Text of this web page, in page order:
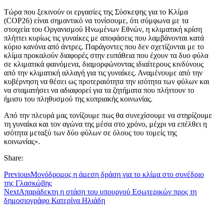
Τώρα που ξεκινούν οι εργασίες της Σύσκεψης για το Κλίμα
(COP26) είναι σημαντικό να τονίσουμε, ότι σύμφωνα με τα
στοιχεία του Οργανισμού Ηνωμένων Εθνών, η κλιματική κρίση
πλήττει κυρίως τις γυναίκες με αποφάσεις που λαμβάνονται κατά
κύριο κανόνα από άντρες. Παράγοντες που δεν σχετίζονται με το
κλίμα προκαλούν διαφορές στην ευπάθεια που έχουν τα δυο φύλα
σε κλιματικά φαινόμενα, διαμορφώνοντας ιδιαίτερους κινδύνους
από την κλιματική αλλαγή για τις γυναίκες. Αναμένουμε από την
κυβέρνηση να θέσει ως προτεραιότητα την ισότητα των φύλων και
να σταματήσει να αδιαφορεί για τα ζητήματα που πλήττουν το
ήμισυ του πληθυσμού της κυπριακής κοινωνίας.
Από την πλευρά μας τονίζουμε πως θα συνεχίσουμε να στηρίζουμε
τη γυναίκα και τον αγώνα της μέσα στο χρόνο, μέχρι να επέλθει η
ισότητα μεταξύ των δύο φύλων σε όλους του τομείς της
κοινωνίας».
Share:
PreviousΜονόδρομος η άμεση δράση για το κλίμα στο συνέδριο
της Γλασκώβης
Next​Απαράδεκτη η στάση του υπουργού Εσωτερικών προς τη
δημοσιογράφο Κατερίνα Ηλιάδη